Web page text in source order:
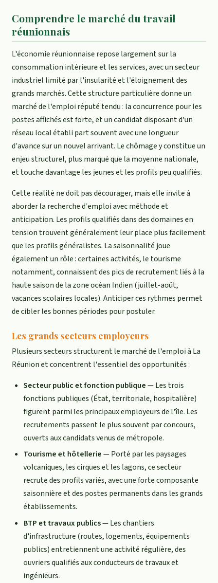
Comprendre le marché du travail
réunionnais
L'économie réunionnaise repose largement sur la
consommation intérieure et les services, avec un secteur
industriel limité par l'insularité et l'éloignement des
grands marchés. Cette structure particulière donne un
marché de l'emploi réputé tendu : la concurrence pour les
postes affichés est forte, et un candidat disposant d'un
réseau local établi part souvent avec une longueur
d'avance sur un nouvel arrivant. Le chômage y constitue un
enjeu structurel, plus marqué que la moyenne nationale,
et touche davantage les jeunes et les profils peu qualifiés.
Cette réalité ne doit pas décourager, mais elle invite à
aborder la recherche d'emploi avec méthode et
anticipation. Les profils qualifiés dans des domaines en
tension trouvent généralement leur place plus facilement
que les profils généralistes. La saisonnalité joue
également un rôle : certaines activités, le tourisme
notamment, connaissent des pics de recrutement liés à la
haute saison de la zone océan Indien (juillet-août,
vacances scolaires locales). Anticiper ces rythmes permet
de cibler les bonnes périodes pour postuler.
Les grands secteurs employeurs
Plusieurs secteurs structurent le marché de l'emploi à La
Réunion et concentrent l'essentiel des opportunités :
Secteur public et fonction publique— Les trois
fonctions publiques (État, territoriale, hospitalière)
figurent parmi les principaux employeurs de l'île. Les
recrutements passent le plus souvent par concours,
ouverts aux candidats venus de métropole.
Tourisme et hôtellerie— Porté par les paysages
volcaniques, les cirques et les lagons, ce secteur
recrute des profils variés, avec une forte composante
saisonnière et des postes permanents dans les grands
établissements.
BTP et travaux publics— Les chantiers
d'infrastructure (routes, logements, équipements
publics) entretiennent une activité régulière, des
ouvriers qualifiés aux conducteurs de travaux et
ingénieurs.